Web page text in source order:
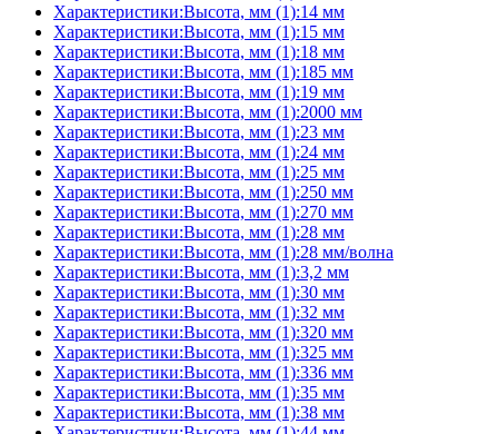
Характеристики:Высота, мм (1):14 мм
Характеристики:Высота, мм (1):15 мм
Характеристики:Высота, мм (1):18 мм
Характеристики:Высота, мм (1):185 мм
Характеристики:Высота, мм (1):19 мм
Характеристики:Высота, мм (1):2000 мм
Характеристики:Высота, мм (1):23 мм
Характеристики:Высота, мм (1):24 мм
Характеристики:Высота, мм (1):25 мм
Характеристики:Высота, мм (1):250 мм
Характеристики:Высота, мм (1):270 мм
Характеристики:Высота, мм (1):28 мм
Характеристики:Высота, мм (1):28 мм/волна
Характеристики:Высота, мм (1):3,2 мм
Характеристики:Высота, мм (1):30 мм
Характеристики:Высота, мм (1):32 мм
Характеристики:Высота, мм (1):320 мм
Характеристики:Высота, мм (1):325 мм
Характеристики:Высота, мм (1):336 мм
Характеристики:Высота, мм (1):35 мм
Характеристики:Высота, мм (1):38 мм